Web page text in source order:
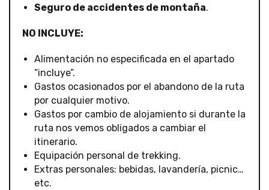
Seguro de accidentes de montaña.
NO INCLUYE:
Alimentación no especificada en el apartado
“incluye”.
Gastos ocasionados por el abandono de la ruta
por cualquier motivo.
Gastos por cambio de alojamiento si durante la
ruta nos vemos obligados a cambiar el
itinerario.
Equipación personal de trekking.
Extras personales: bebidas, lavandería, picnic…
etc.